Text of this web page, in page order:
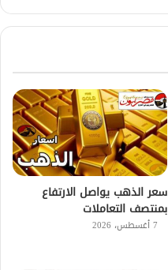
سعر الذهب يواصل الارتفاع
بمنتصف التعاملات
7 أغسطس، 2026